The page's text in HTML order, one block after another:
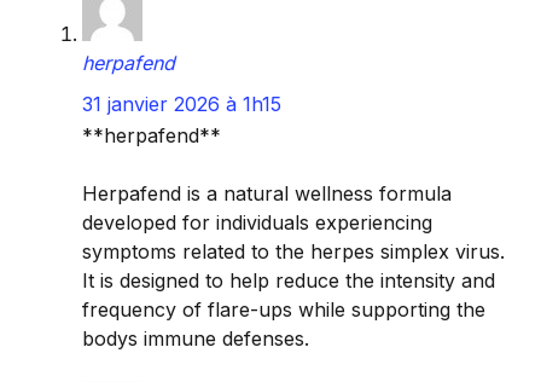
herpafend
31 janvier 2026 à 1h15
**herpafend**
Herpafend is a natural wellness formula
developed for individuals experiencing
symptoms related to the herpes simplex virus.
It is designed to help reduce the intensity and
frequency of flare-ups while supporting the
bodys immune defenses.